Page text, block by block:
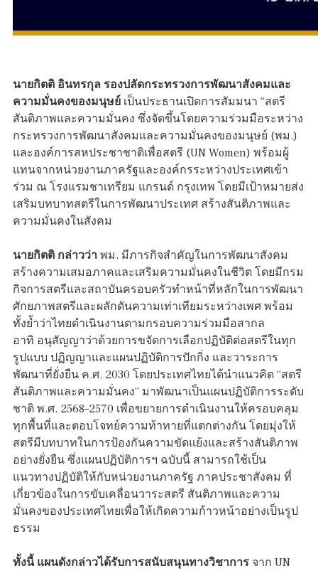
นายกิตติ อินทรกุล รองปลัดกระทรวงการพัฒนาสังคมและ
ความมั่นคงของมนุษย์ เป็นประธานเปิดการสัมมนา “สตรี
สันติภาพและความมั่นคง ซึ่งจัดขึ้นโดยความร่วมมือระหว่าง
กระทรวงการพัฒนาสังคมและความมั่นคงของมนุษย์ (พม.)
และองค์การสหประชาชาติเพื่อสตรี (UN Women) พร้อมผู้
แทนจากหน่วยงานภาครัฐและองค์กรระหว่างประเทศเข้า
ร่วม ณ โรงแรมชาเทรียม แกรนด์ กรุงเทพ โดยมีเป้าหมายส่ง
เสริมบทบาทสตรีในการพัฒนาประเทศ สร้างสันติภาพและ
ความมั่นคงในสังคม
นายกิตติ กล่าวว่า พม. มีภารกิจสำคัญในการพัฒนาสังคม
สร้างความเสมอภาคและเสริมความมั่นคงในชีวิต โดยมีกรม
กิจการสตรีและสถาบันครอบครัวทำหน้าที่หลักในการพัฒนา
ศักยภาพสตรีและผลักดันความเท่าเทียมระหว่างเพศ พร้อม
ทั้งย้ำว่าไทยดำเนินงานตามกรอบความร่วมมือสากล
อาทิ อนุสัญญาว่าด้วยการขจัดการเลือกปฏิบัติต่อสตรีในทุก
รูปแบบ ปฏิญญาและแผนปฏิบัติการปักกิ่ง และวาระการ
พัฒนาที่ยั่งยืน ค.ศ. 2030 โดยประเทศไทยได้นำแนวคิด “สตรี
สันติภาพและความมั่นคง” มาพัฒนาเป็นแผนปฏิบัติการระดับ
ชาติ พ.ศ. 2568–2570 เพื่อขยายการดำเนินงานให้ครอบคลุม
ทุกพื้นที่และตอบโจทย์ความท้าทายที่แตกต่างกัน โดยมุ่งให้
สตรีมีบทบาทในการป้องกันความขัดแย้งและสร้างสันติภาพ
อย่างยั่งยืน ซึ่งแผนปฏิบัติการฯ ฉบับนี้ สามารถใช้เป็น
แนวทางปฏิบัติให้กับหน่วยงานภาครัฐ ภาคประชาสังคม ที่
เกี่ยวข้องในการขับเคลื่อนวาระสตรี สันติภาพและความ
มั่นคงของประเทศไทยเพื่อให้เกิดความก้าวหน้าอย่างเป็นรูป
ธรรม
ทั้งนี้ แผนดังกล่าวได้รับการสนับสนุนทางวิชาการ จาก UN